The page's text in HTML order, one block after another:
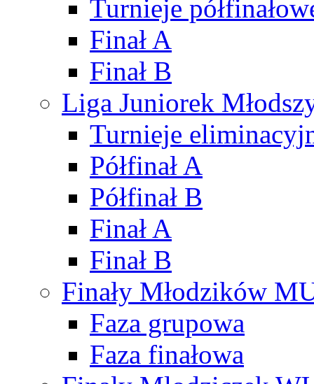
Turnieje
Finał A
Finał B
Liga Juniorek
Turnieje
Półfinał A
Półfinał B
Finał A
Finał B
Finały Młodzików
Faza grupowa
Faza finałowa